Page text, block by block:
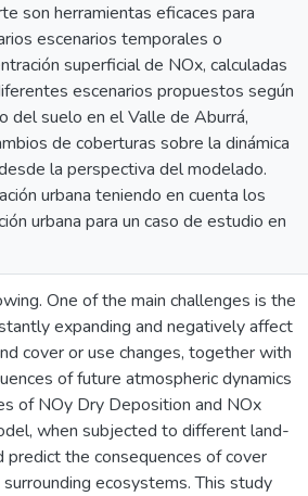
son herramientas eficaces para
escenarios temporales o
superficial de NOx, calculadas
escenarios propuestos según
del suelo en el Valle de Aburrá,
de coberturas sobre la dinámica
la perspectiva del modelado.
urbana teniendo en cuenta los
urbana para un caso de estudio en
One of the main challenges is the
expanding and negatively affect
cover or use changes, together with
of future atmospheric dynamics
of NOy Dry Deposition and NOx
when subjected to different land-
predict the consequences of cover
ecosystems. This study